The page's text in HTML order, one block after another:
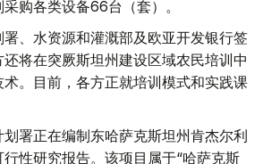
购各类设备66台（套）。
、水资源和灌溉部及欧亚开发银行签
将在突厥斯坦州建设区域农民培训中
。目前，各方正就培训模式和实践课
署正在编制东哈萨克斯坦州肯杰尔利
性研究报告。该项目属于“哈萨克斯